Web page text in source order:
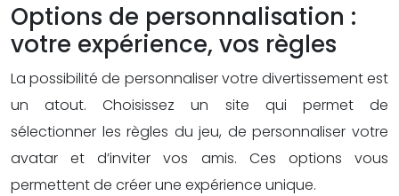
Options de personnalisation :
votre expérience, vos règles
La possibilité de personnaliser votre divertissement est
un atout. Choisissez un site qui permet de
sélectionner les règles du jeu, de personnaliser votre
avatar et d’inviter vos amis. Ces options vous
permettent de créer une expérience unique.